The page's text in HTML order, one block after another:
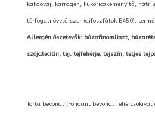
kakaóvaj, karragén, kukoricakeményítő,
térfogatnövelő szer (difoszfátok E450),
Allergén öszetevők: búzafinomliszt,
szójalecitin, tej, tejfehérje, tejszín, teljes
Torta bevonat (Fondant bevonat